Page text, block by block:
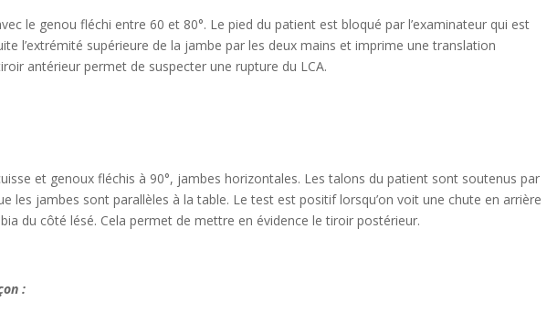
le genou fléchi entre 60 et 80°. Le pied du patient est bloqué par l’examinateur qui est
l’extrémité supérieure de la jambe par les deux mains et imprime une translation
antérieur permet de suspecter une rupture du LCA.
et genoux fléchis à 90°, jambes horizontales. Les talons du patient sont soutenus par
les jambes sont parallèles à la table. Le test est positif lorsqu’on voit une chute en arrière
du côté lésé. Cela permet de mettre en évidence le tiroir postérieur.
: